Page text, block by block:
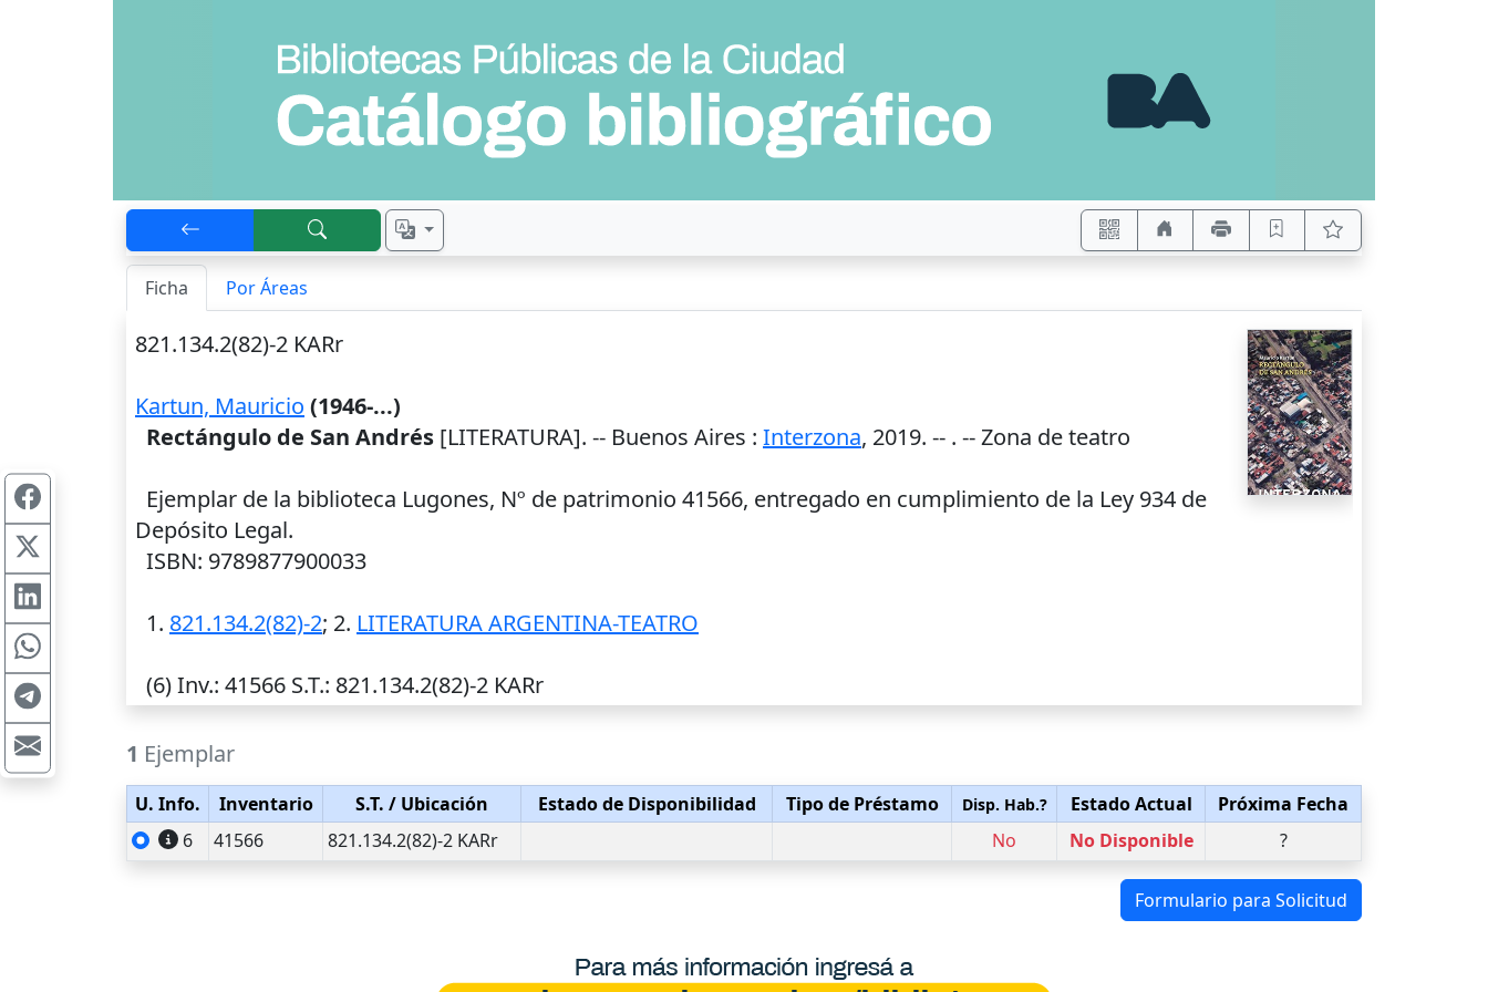
Ficha Por Áreas
821.134.2(82)-2 KARr
Kartun, Mauricio (1946-...)
Rectángulo de San Andrés [LITERATURA]. -- Buenos Aires : Interzona, 2019. -- . -- Zona de teatro
Ejemplar de la biblioteca Lugones, Nº de patrimonio 41566, entregado en cumplimiento de la Ley 934 de
Depósito Legal.
ISBN: 9789877900033
1. 821.134.2(82)-2; 2. LITERATURA ARGENTINA-TEATRO
(6)Inv.: 41566 S.T.: 821.134.2(82)-2 KARr
1 Ejemplar
U. Info. Inventario S.T. / Ubicación Estado de Disponibilidad Tipo de Préstamo Disp. Hab.? Estado Actual
Próxima Fecha
6
41566 821.134.2(82)-2 KARr No No Disponible ?
Formulario para Solicitud